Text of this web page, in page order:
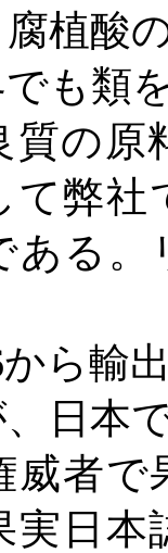
植酸
も類
の原
て弊社
ある。
ら輸
日本
威者
実日